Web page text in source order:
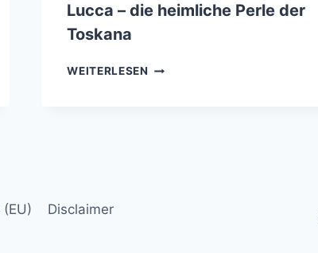
Lucca – die heimliche Perle der
Toskana
WEITERLESEN LUCCA
Disclaimer